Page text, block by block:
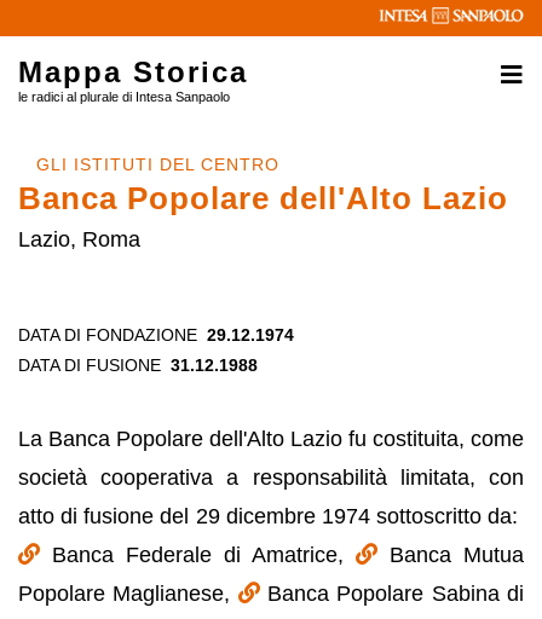
Mappa Storica
le radici al plurale di Intesa Sanpaolo
GLI ISTITUTI DEL CENTRO
Banca Popolare dell'Alto Lazio
Lazio, Roma
DATA DI FONDAZIONE 29.12.1974
DATA DI FUSIONE 31.12.1988
La Banca Popolare dell'Alto Lazio fu costituita, come
società cooperativa a responsabilità limitata, con
atto di fusione del 29 dicembre 1974 sottoscritto da:
Banca Federale di Amatrice,
Banca Mutua
Popolare Maglianese,
Banca Popolare Sabina di